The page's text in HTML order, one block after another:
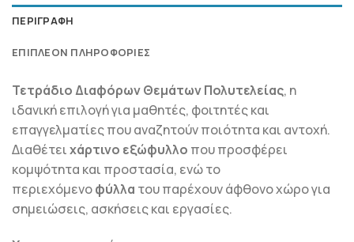
ΠΕΡΙΓΡΑΦΉ
ΕΠΙΠΛΈΟΝ ΠΛΗΡΟΦΟΡΊΕΣ
Τετράδιο Διαφόρων Θεμάτων Πολυτελείας, η
ιδανική επιλογή για μαθητές, φοιτητές και
επαγγελματίες που αναζητούν ποιότητα και αντοχή.
Διαθέτειχάρτινο εξώφυλλο που προσφέρει
κομψότητα και προστασία, ενώ το
περιεχόμενοφύλλα του παρέχουν άφθονο χώρο για
σημειώσεις, ασκήσεις και εργασίες.